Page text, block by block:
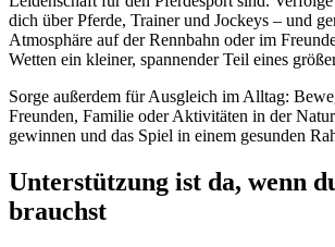
dich über Pferde, Trainer und Jockeys – und
Atmosphäre auf der Rennbahn oder im
Wetten ein kleiner, spannender Teil eines
Sorge außerdem für Ausgleich im Alltag:
Freunden, Familie oder Aktivitäten in der
gewinnen und das Spiel in einem gesunden
Unterstützung ist da, wenn
brauchst